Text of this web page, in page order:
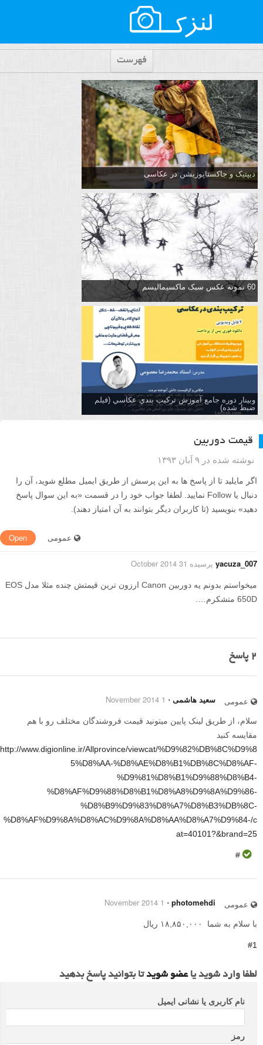
فهرست
دیپتیک و جاکستا‌پوزیشن در عکاسی
60 نمونه عکس سبک ماکسیمالیسم
وبینار دوره جامع آموزش تركيب بندي عكاسي (فیلم
ضبط شده)
قیمت دوربین
نوشته شده در ۹ آبان ۱۳۹۳
اگر مایلید تا از پاسخ ها به این پرسش از طریق ایمیل مطلع شوید، آن را
دنبال یا Follow نمایید. لطفا جواب خود را در قسمت «به این سوال پاسخ
دهید» بنویسید (تا کاربران دیگر بتوانند به آن امتیاز دهند).
Open عمومی
yacuza_007 پرسیده 31 October 2014
میخواستم بدونم یه دوربین Canon ارزون ترین قیمتش چنده مثلا مدل EOS
650D متشکرم….
2 پاسخ
عمومی سعید هاشمی ⋅
1 November 2014
سلام، از طریق لینک پایین میتونید قیمت فروشندگان مختلف رو با هم
مقایسه کنید
http://www.digionline.ir/Allprovince/viewcat/%D9%82%DB%8C%D9%8
5%D8%AA-%D8%AE%D8%B1%DB%8C%D8%AF-
%D9%81%D8%B1%D9%88%D8%B4-
%D8%AF%D9%88%D8%B1%D8%A8%D9%8A%D9%86-
%D8%B9%D9%83%D8%A7%D8%B3%DB%8C-
%D8%AF%D9%8A%D8%AC%D9%8A%D8%AA%D8%A7%D9%84-/c
at=40101?&brand=25
#
عمومی photomehdi
⋅
1 November 2014
با سلام به شما ۱۸,۸۵۰,۰۰۰ ریال
#1
لطفا وارد شوید یاعضو شویدتا بتوانید پاسخ بدهید
نام کاربری یا نشانی ایمیل
رمز